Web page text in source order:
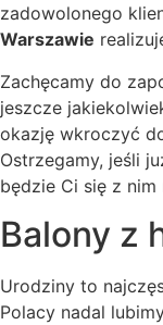
zadowolonego
Warszawie
Zachęcamy do
jeszcze
okazję wkroczyć
Ostrzegamy, jeśli
będzie Ci się z nim
Balony z
Urodziny to
Polacy nadal